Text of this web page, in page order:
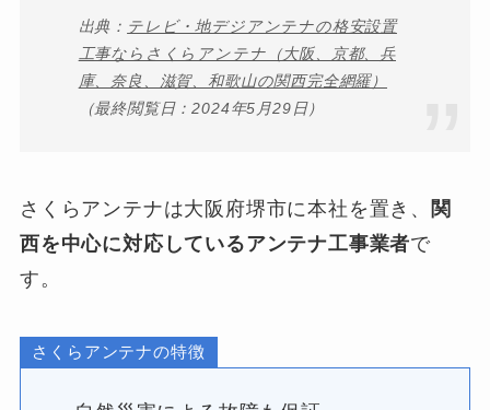
出典： テレビ・地デジアンテナの格安設置
工事ならさくらアンテナ（大阪、京都、兵
庫、奈良、滋賀、和歌山の関西完全網羅）
（最終閲覧日：2024年5月29日）
さくらアンテナは大阪府堺市に本社を置き、 関
西を中心に対応しているアンテナ工事業者で
す。
さくらアンテナの特徴